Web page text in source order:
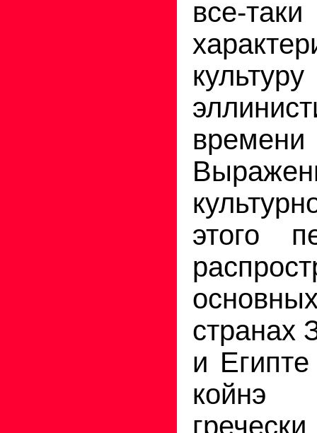
все-
культуру
этого
странах
и
койнэ